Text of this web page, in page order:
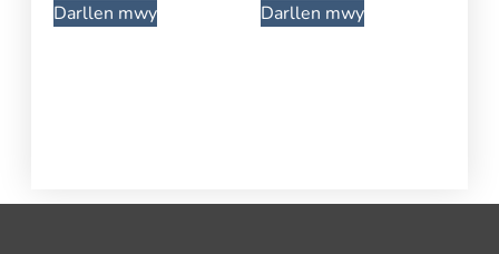
Darllen mwy Darllen mwy